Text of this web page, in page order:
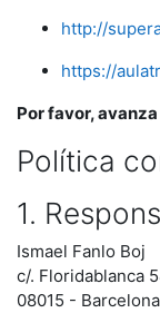
http://
https://
Por favor,
Política
1.
Ismael Fanlo Boj
c/. Floridablanca
08015 -